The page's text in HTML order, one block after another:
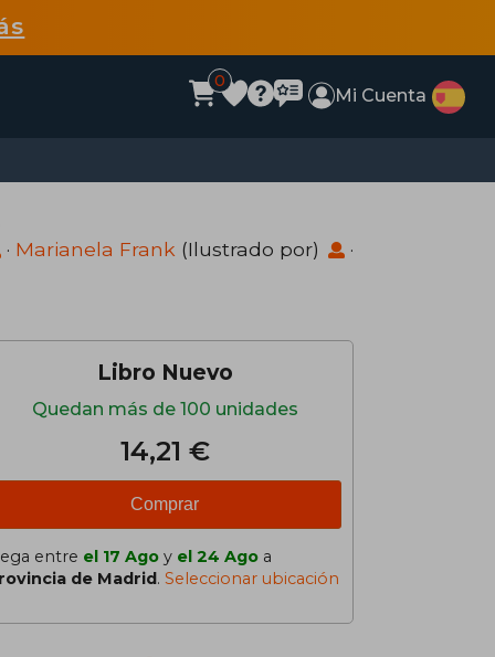
0
Mi Cuenta
· Marianela Frank (Ilustrado por)
·
Libro Nuevo
Quedan más de 100 unidades
14,21 €
Comprar
entre el 17 Ago y el 24 Ago a
de Madrid. Seleccionar ubicación